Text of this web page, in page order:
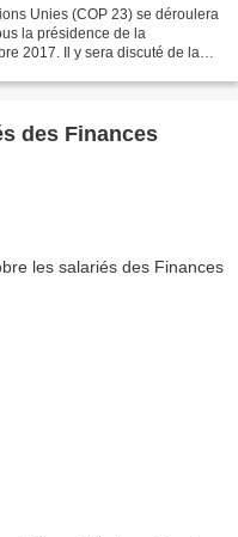
Unies (COP 23) se déroulera
la présidence de la
2017. Il y sera discuté de la
des Finances